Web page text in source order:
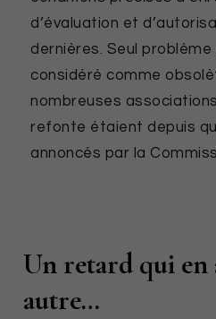
d’évaluation et
dernières. Seul
considéré comme
nombreuses
refonte étaient depuis
annoncés par la
Un retard qui en
autre…